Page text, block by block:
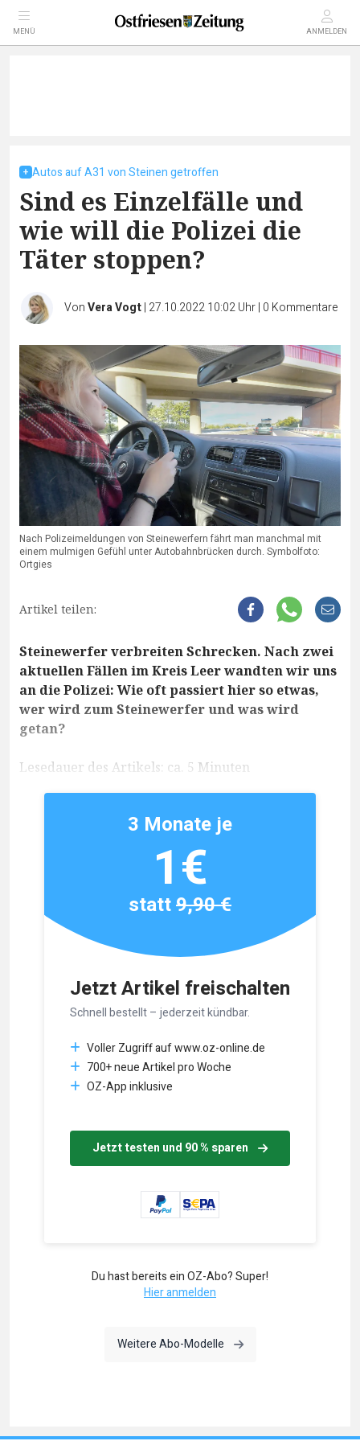
MENÜ ANMELDEN
Autos auf A31 von Steinen getroffen
Sind es Einzelfälle und
wie will die Polizei die
Täter stoppen?
VonVera Vogt| 27.10.2022 10:02 Uhr| 0 Kommentare
Nach Polizeimeldungen von Steinewerfern fährt man manchmal mit
einem mulmigen Gefühl unter Autobahnbrücken durch. Symbolfoto:
Ortgies
Artikel teilen:
Steinewerfer verbreiten Schrecken. Nach zwei
aktuellen Fällen im Kreis Leer wandten wir uns
an die Polizei: Wie oft passiert hier so etwas,
wer wird zum Steinewerfer und was wird
getan?
Lesedauer des Artikels: ca. 5 Minuten
Jetzt Artikel freischalten
Schnell bestellt – jederzeit kündbar.
Voller Zugriff auf www.oz-online.de
700+ neue Artikel pro Woche
OZ-App inklusive
Jetzt testen und 90 % sparen
3 Monate je
1€
statt9,90 €
Du hast bereits ein OZ-Abo? Super!
Hier anmelden
Weitere Abo-Modelle